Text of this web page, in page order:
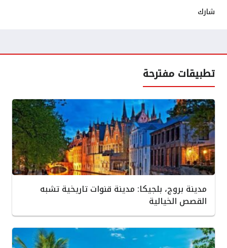
شارك
تطبيقات مفترحة
مدينة بروج، بلجيكا: مدينة قنوات تاريخية تشبه
القصص الخيالية